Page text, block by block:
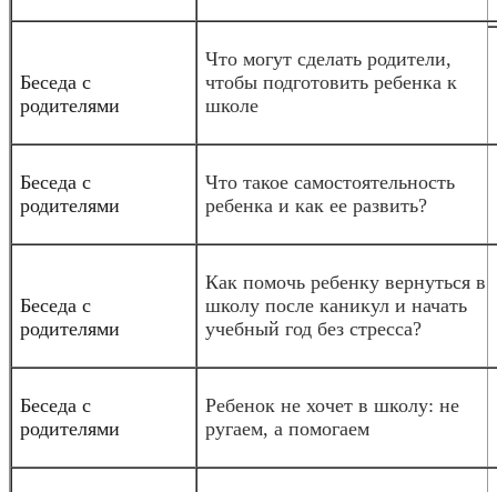
Беседа с
родителями
Что могут сделать родители,
чтобы подготовить ребенка к
школе
Беседа с
родителями
Что такое самостоятельность
ребенка и как ее развить?
Беседа с
родителями
Как помочь ребенку вернуться в
школу после каникул и начать
учебный год без стресса?
Беседа с
родителями
Ребенок не хочет в школу: не
ругаем, а помогаем